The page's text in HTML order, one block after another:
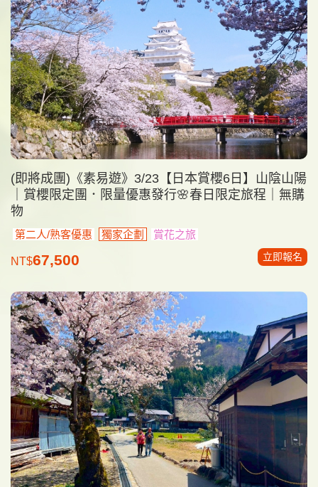
(即將成團)《素易遊》3/23【日本賞櫻6日】山陰山陽
｜賞櫻限定團．限量優惠發行🌸春日限定旅程｜無購
物
第二人/熟客優惠 獨家企劃 賞花之旅
NT$67,500 立即報名